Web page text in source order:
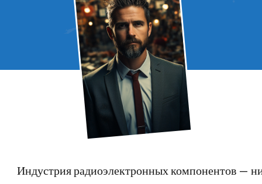
Индустрия радиоэлектронных компонентов —